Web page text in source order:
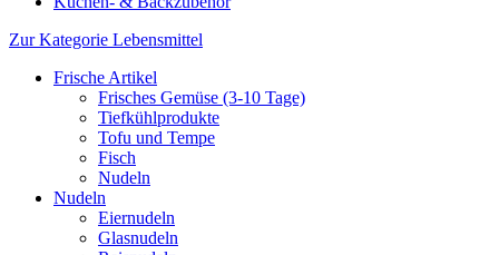
Zur Kategorie Lebensmittel
Frische Artikel
Frisches Gemüse (3-10 Tage)
Tiefkühlprodukte
Tofu und Tempe
Fisch
Nudeln
Nudeln
Eiernudeln
Glasnudeln